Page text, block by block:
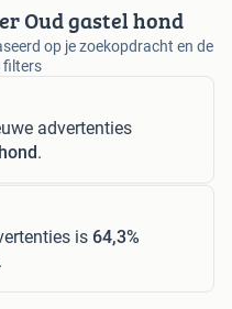
Oud gastel hond
op je zoekopdracht en de
filters
advertenties
.
is 64,3%